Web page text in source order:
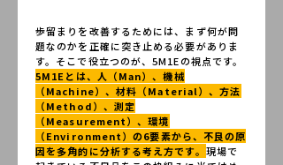
歩留まりを改善するためには、まず何が問
題なのかを正確に突き止める必要がありま
す。そこで役立つのが、5M1Eの視点です。
5M1Eとは、人（Man）、機械
（Machine）、材料（Material）、方法
（Method）、測定
（Measurement）、環境
（Environment）の6要素から、不良の原
因を多角的に分析する考え方です。 現場で